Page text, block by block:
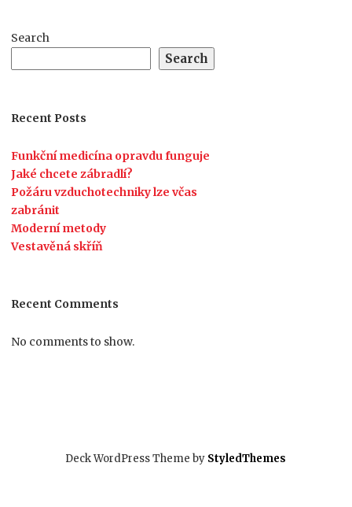
Search
Search
Recent Posts
Funkční medicína opravdu funguje
Jaké chcete zábradlí?
Požáru vzduchotechniky lze včas
zabránit
Moderní metody
Vestavěná skříň
Recent Comments
No comments to show.
Deck WordPress Theme by StyledThemes